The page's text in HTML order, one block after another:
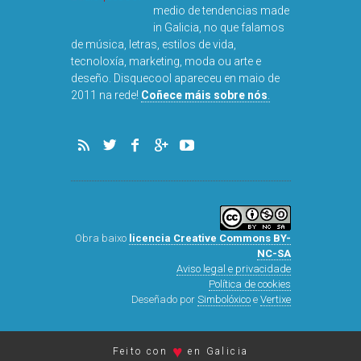
medio de tendencias made
in Galicia, no que falamos
de música, letras, estilos de vida,
tecnoloxía, marketing, moda ou arte e
deseño. Disquecool apareceu en maio de
2011 na rede! Coñece máis sobre nós
Obra baixo licencia Creative Commons BY-
NC-SA
Aviso legal e privacidade
Política de cookies
Deseñado por Simbolóxicoe Vertixe
Feito con ♥ en Galicia